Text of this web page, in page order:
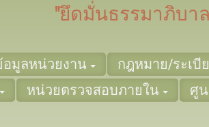
"ยึดมั่นธรรมาภิบา
อมูลหน่วยงาน กฎหมาย/ระเบี
หน่วยตรวจสอบภายใน ศูน